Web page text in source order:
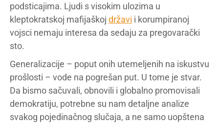
podsticajima. Ljudi s visokim ulozima u
kleptokratskoj mafijaškoj državi i korumpiranoj
vojsci nemaju interesa da sedaju za pregovarački
sto.
Generalizacije – poput onih utemeljenih na iskustvu
prošlosti – vode na pogrešan put. U tome je stvar.
Da bismo sačuvali, obnovili i globalno promovisali
demokratiju, potrebne su nam detaljne analize
svakog pojedinačnog slučaja, a ne samo uopštena